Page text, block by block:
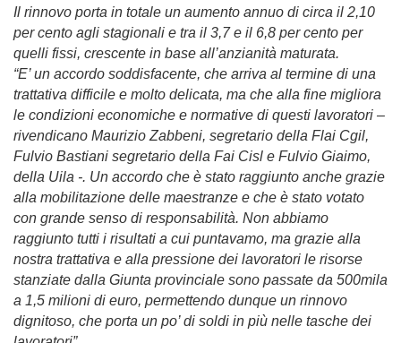
Il rinnovo porta in totale un aumento annuo di circa il 2,10
per cento agli stagionali e tra il 3,7 e il 6,8 per cento per
quelli fissi, crescente in base all’anzianità maturata.
“E’ un accordo soddisfacente, che arriva al termine di una
trattativa difficile e molto delicata, ma che alla fine migliora
le condizioni economiche e normative di questi lavoratori –
rivendicano Maurizio Zabbeni, segretario della Flai Cgil,
Fulvio Bastiani segretario della Fai Cisl e Fulvio Giaimo,
della Uila -. Un accordo che è stato raggiunto anche grazie
alla mobilitazione delle maestranze e che è stato votato
con grande senso di responsabilità. Non abbiamo
raggiunto tutti i risultati a cui puntavamo, ma grazie alla
nostra trattativa e alla pressione dei lavoratori le risorse
stanziate dalla Giunta provinciale sono passate da 500mila
a 1,5 milioni di euro, permettendo dunque un rinnovo
dignitoso, che porta un po’ di soldi in più nelle tasche dei